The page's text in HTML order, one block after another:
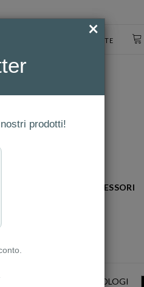
ACCESSO UTENTE
ACCESSORI
CATEGORIA: OROLOGI
×
prodotti!